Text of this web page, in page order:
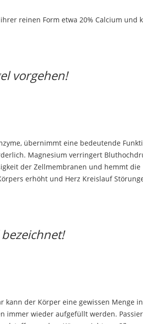
reinen Form etwa 20% Calcium und
vorgehen!
übernimmt eine bedeutende
Magnesium verringert
der Zellmembranen und hemmt die
erhöht und Herz Kreislauf
der Körper eine gewissen Menge
immer wieder aufgefüllt werden.